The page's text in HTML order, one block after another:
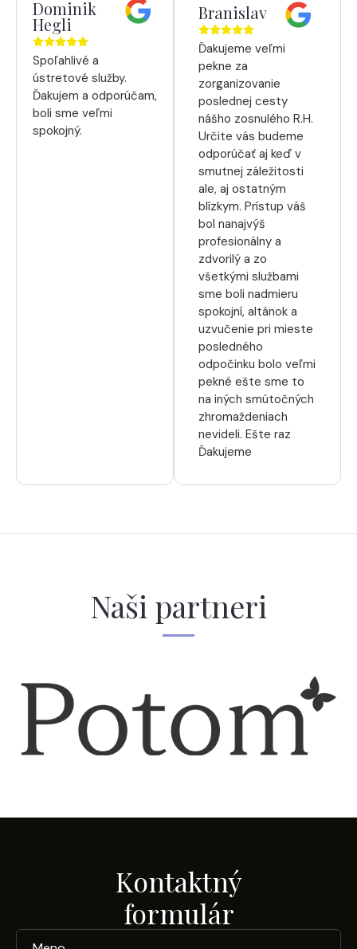
Dominik
Hegli
Spoľahlivé a
ústretové služby.
Ďakujem a odporúčam,
boli sme veľmi
spokojný.
Branislav
Ďakujeme veľmi
pekne za
zorganizovanie
poslednej cesty
nášho zosnulého R.H.
Určite vás budeme
odporúčať aj keď v
smutnej záležitosti
ale, aj ostatným
blízkym. Prístup váš
bol nanajvýš
profesionálny a
zdvorilý a zo
všetkými službami
sme boli nadmieru
spokojní, altánok a
uzvučenie pri mieste
posledného
odpočinku bolo veľmi
pekné ešte sme to
na iných smútočných
zhromaždeniach
nevideli. Ešte raz
Ďakujeme
Naši partneri
Kontaktný
formulár